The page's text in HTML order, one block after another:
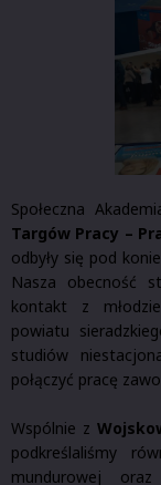
Społeczna
Targów Pracy –
odbyły się pod
Nasza obecność
kontakt z
powiatu
studiów
połączyć pracę
Wspólnie z
podkreślaliśmy
mundurowej oraz